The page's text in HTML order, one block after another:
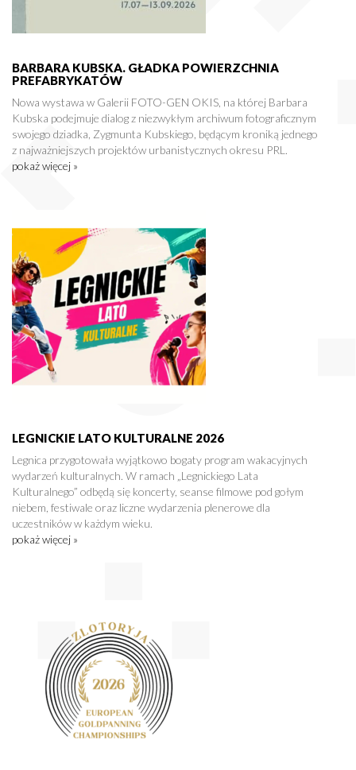
BARBARA KUBSKA. GŁADKA POWIERZCHNIA
PREFABRYKATÓW
Nowa wystawa w Galerii FOTO-GEN OKIS, na której Barbara
Kubska podejmuje dialog z niezwykłym archiwum fotograficznym
swojego dziadka, Zygmunta Kubskiego, będącym kroniką jednego
z najważniejszych projektów urbanistycznych okresu PRL.
pokaż więcej »
LEGNICKIE LATO KULTURALNE 2026
Legnica przygotowała wyjątkowo bogaty program wakacyjnych
wydarzeń kulturalnych. W ramach „Legnickiego Lata
Kulturalnego” odbędą się koncerty, seanse filmowe pod gołym
niebem, festiwale oraz liczne wydarzenia plenerowe dla
uczestników w każdym wieku.
pokaż więcej »